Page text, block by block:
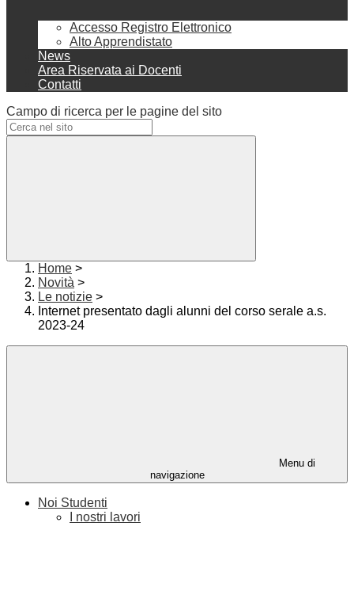
Accesso Registro Elettronico
Alto Apprendistato
News
Area Riservata ai Docenti
Contatti
Campo di ricerca per le pagine del sito
Home >
Novità >
Le notizie >
Internet presentato dagli alunni del corso serale a.s.
2023-24
Menu di
navigazione
Noi Studenti
I nostri lavori